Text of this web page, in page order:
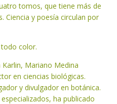
tomos, que tiene más de
Ciencia y poesía circulan por
color.
Mariano Medina
en ciencias biológicas.
y divulgador en botánica.
ha publicado